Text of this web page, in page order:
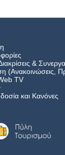
&
(Ανακοινώσεις,
TV
και Κανόνες